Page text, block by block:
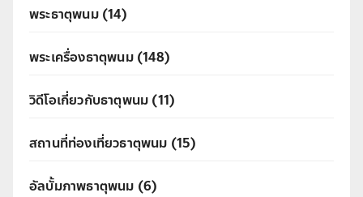
พระธาตุพนม(14)
พระเครื่องธาตุพนม(148)
วิดีโอเกี่ยวกับธาตุพนม (11)
สถานที่ท่องเที่ยวธาตุพนม (15)
อัลบั้มภาพธาตุพนม (6)